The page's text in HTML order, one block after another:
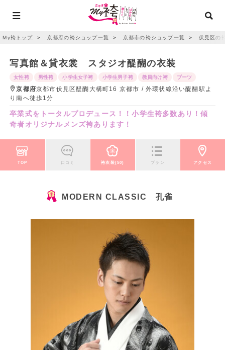
My袴トップ ＞ 京都府の袴ショップ一覧 ＞ 京都市の袴ショップ一覧 ＞ 伏見区の
写真館＆貸衣裳 スタジオ醍醐の衣装
女性袴 男性袴 小学生女子袴 小学生男子袴 教員向け袴 ブーツ
京都府京都市伏見区醍醐大構町16 京都市 / 外環状線沿い醍醐駅よ
り南へ徒歩1分
卒業式をトータルプロデュース！！小学生袴多数あり！傾
奇者オリジナルメンズ袴あります！
TOP 口コミ 袴衣装(50) プラン アクセス
MODERN CLASSIC 孔雀